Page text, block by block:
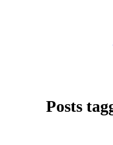
Posts